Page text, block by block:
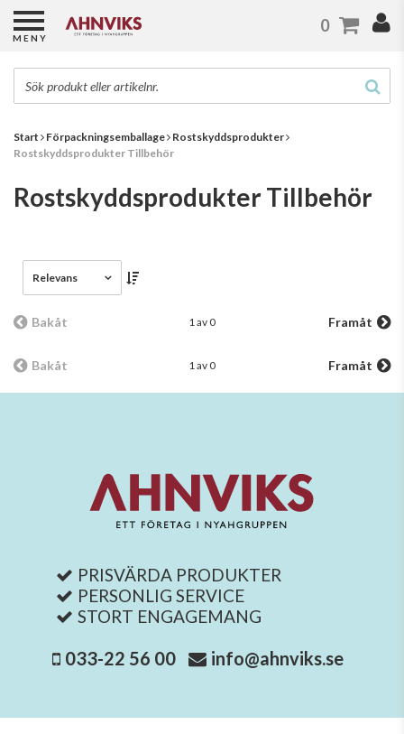
Start Förpackningsemballage Rostskyddsprodukter
Rostskyddsprodukter Tillbehör
Rostskyddsprodukter Tillbehör
Relevans
Bakåt 1 av 0 Framåt
Bakåt 1 av 0 Framåt
PRISVÄRDA PRODUKTER
PERSONLIG SERVICE
STORT ENGAGEMANG
033-22 56 00 info@ahnviks.se
MENY
0